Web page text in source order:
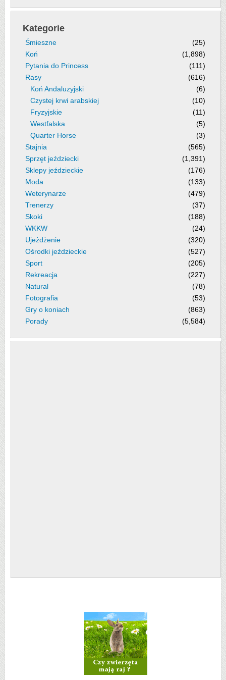
Kategorie
Śmieszne
(25)
Koń
(1,898)
Pytania do Princess
(111)
Rasy
(616)
Koń Andaluzyjski
(6)
Czystej krwi arabskiej
(10)
Fryzyjskie
(11)
Westfalska
(5)
Quarter Horse
(3)
Stajnia
(565)
Sprzęt jeździecki
(1,391)
Sklepy jeździeckie
(176)
Moda
(133)
Weterynarze
(479)
Trenerzy
(37)
Skoki
(188)
WKKW
(24)
Ujeżdżenie
(320)
Ośrodki jeździeckie
(527)
Sport
(205)
Rekreacja
(227)
Natural
(78)
Fotografia
(53)
Gry o koniach
(863)
Porady
(5,584)